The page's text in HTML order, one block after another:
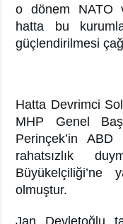
o dönem NATO
hatta bu
güçlendirilmesi
Hatta Devrimci
MHP Genel
Perinçek’in
rahatsızlık
Büyükelçiliği’ne
olmuştur.
Jan Devletoğlu